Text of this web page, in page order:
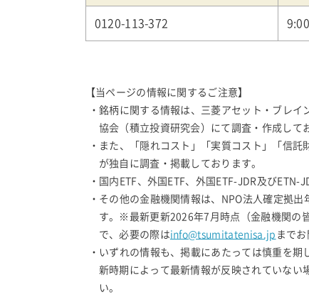
0120-113-372
【当ページの情報に関するご注意】
・銘柄に関する情報は、三菱アセット・ブレ
協会（積立投資研究会）にて調査・作成し
・また、「隠れコスト」「実質コスト」「信
が独自に調査・掲載しております。
・国内ETF、外国ETF、外国ETF-JDR及び
・その他の金融機関情報は、NPO法人確定拠
す。※最新更新2026年7月時点（金融機関の
で、必要の際はinfo@tsumitatenisa.jp までお
・いずれの情報も、掲載にあたっては慎重を
新時期によって最新情報が反映されていない
い。